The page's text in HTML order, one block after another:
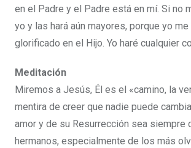
en el Padre y el Padre está en mí. Si no
yo y las hará aún mayores, porque yo
glorificado en el Hijo. Yo haré cualquier
Meditación
Miremos a Jesús, Él es el «camino, la
mentira de creer que nadie puede
amor y de su Resurrección sea siempre
hermanos, especialmente de los más